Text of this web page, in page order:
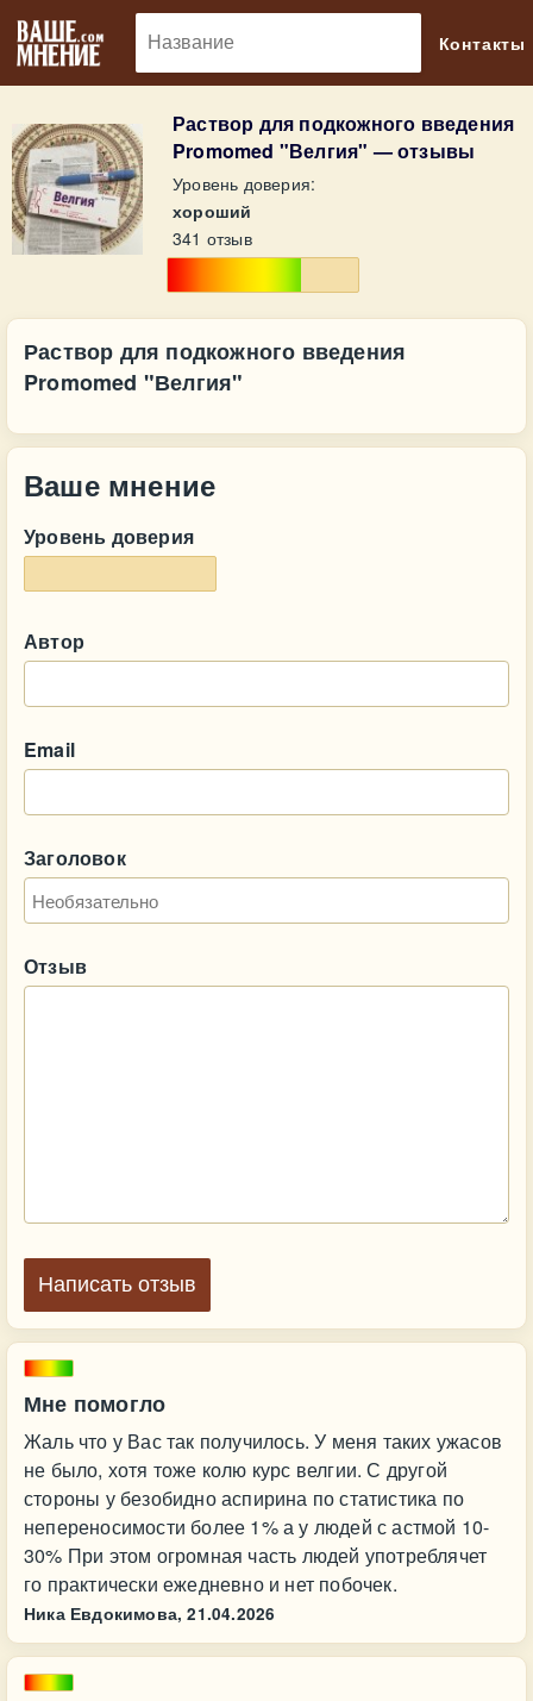
Контакты
Раствор для подкожного введения
Promomed "Велгия" — отзывы
Уровень доверия:
хороший
341 отзыв
Мне помогло
Жаль что у Вас так получилось. У меня таких ужасов
не было, хотя тоже колю курс велгии. С другой
стороны у безобидно аспирина по статистика по
непереносимости более 1% а у людей с астмой 10-
30% При этом огромная часть людей употреблячет
го практически ежедневно и нет побочек.
Ника Евдокимова, 21.04.2026
Раствор для подкожного введения
Promomed "Велгия"
Ваше мнение
Уровень доверия
Автор
Email
Заголовок
Отзыв
Написать отзыв